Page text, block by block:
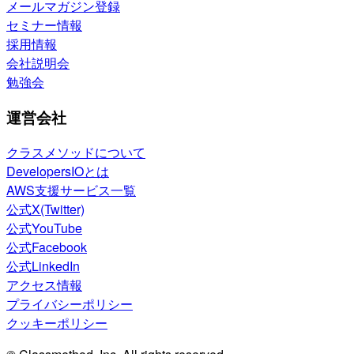
メールマガジン登録
セミナー情報
採用情報
会社説明会
勉強会
運営会社
クラスメソッドについて
DevelopersIOとは
AWS支援サービス一覧
公式X(Twitter)
公式YouTube
公式Facebook
公式LinkedIn
アクセス情報
プライバシーポリシー
クッキーポリシー